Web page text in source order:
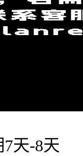
天-8天